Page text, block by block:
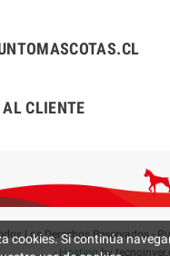
CLIENTE
Los Derechos Reservados -
-Hosting by
cookies. Si continúa